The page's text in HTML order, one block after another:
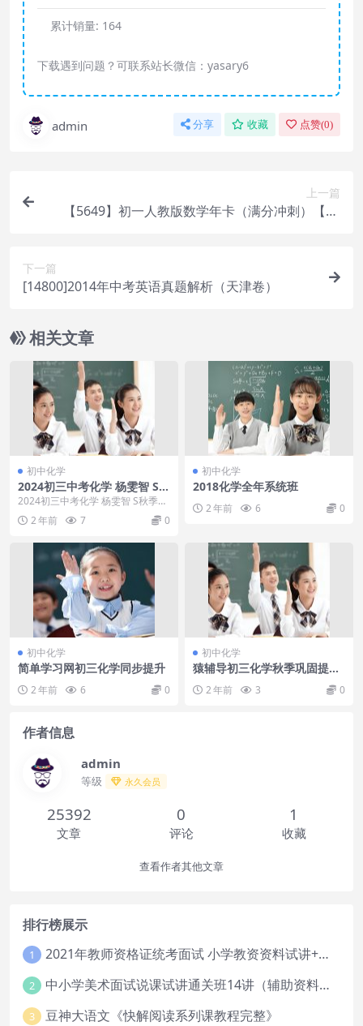
累计销量: 164
下载遇到问题？可联系站长微信：yasary6
admin 分享 收藏 点赞(0)
上一篇
【5649】初一人教版数学年卡（满分冲刺）【63
下一篇
[14800]2014年中考英语真题解析（天津卷）
相关文章
初中化学
2024初三中考化学 杨雯智 S秋
季班 上
2024初三中考化学 杨雯智 S秋季班
上 目录：17.学生家长课堂——透过
联考...2 年前 7 0
初中化学
2018化学全年系统班
2 年前 6 0
初中化学
简单学习网初三化学同步提升
2 年前 6 0
初中化学
猿辅导初三化学秋季巩固提高
2 年前 3 0
作者信息
admin
等级 永久会员
25392
文章
0
评论
1
收藏
查看作者其他文章
排行榜展示
1 2021年教师资格证统考面试 小学教资资料试讲+答辩
2 中小学美术面试说课试讲通关班14讲（辅助资料第一套）
3 豆神大语文《快解阅读系列课教程完整》